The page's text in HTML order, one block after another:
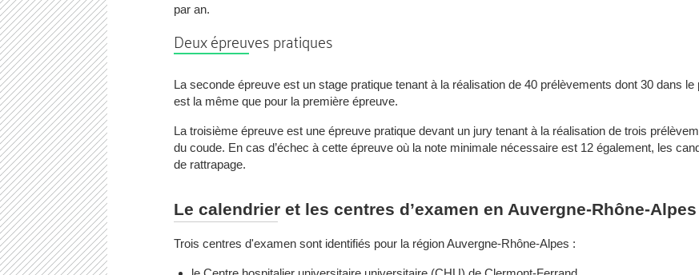
par an.
Deux épreuves pratiques
La seconde épreuve est un stage pratique tenant à la réalisation de 40 prélèvements dont 30 dans
est la même que pour la première épreuve.
La troisième épreuve est une épreuve pratique devant un jury tenant à la réalisation de trois
du coude. En cas d’échec à cette épreuve où la note minimale nécessaire est 12 également, les
de rattrapage.
Le calendrier et les centres d’examen en Auvergne-Rhône-Alpes
Trois centres d'examen sont identifiés pour la région Auvergne-Rhône-Alpes :